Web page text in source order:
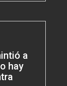
a
hay